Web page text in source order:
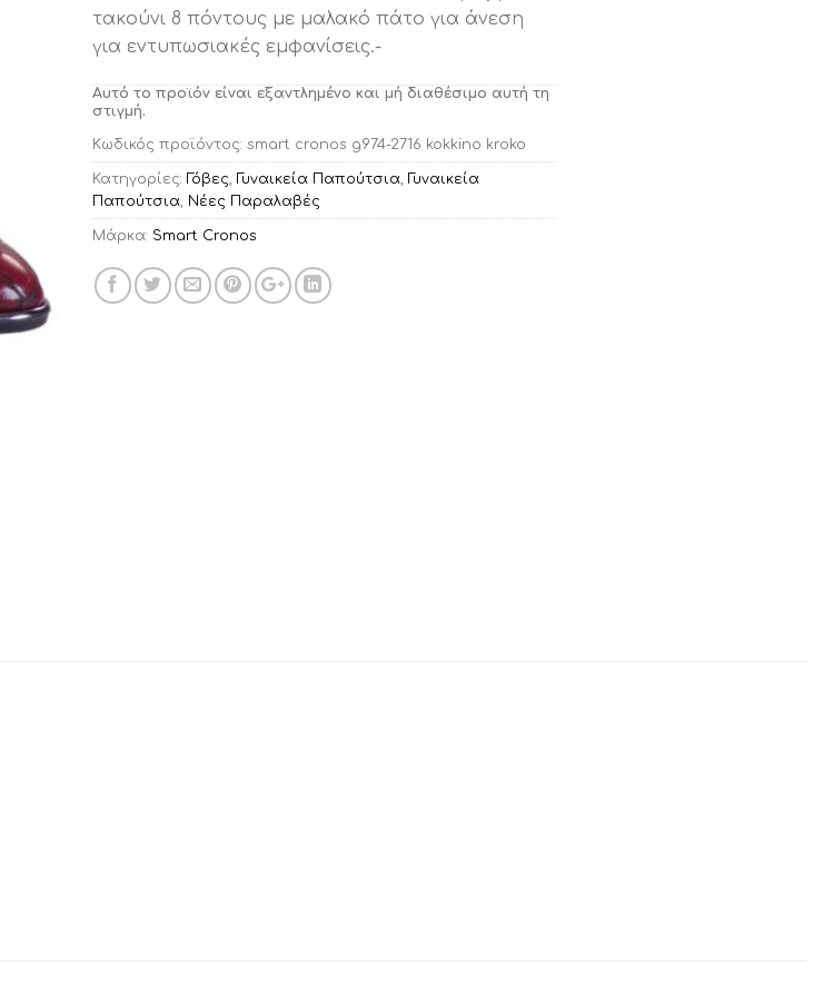
τακούνι 8 πόντους με μαλακό πάτο για άνεση
για εντυπωσιακές εμφανίσεις.-
Αυτό το προϊόν είναι εξαντλημένο και μή διαθέσιμο αυτή τη
στιγμή.
Κωδικός προϊόντος: smart cronos g974-2716 kokkino kroko
Κατηγορίες: Γόβες, Γυναικεία Παπούτσια, Γυναικεία
Παπούτσια, Νέες Παραλαβές
Μάρκα: Smart Cronos